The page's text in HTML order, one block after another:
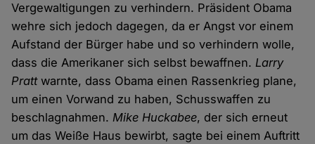
Vergewaltigungen zu verhindern. Präsident Obama
wehre sich jedoch dagegen, da er Angst vor einem
Aufstand der Bürger habe und so verhindern wolle,
dass die Amerikaner sich selbst bewaffnen.Larry
Prattwarnte, dass Obama einen Rassenkrieg plane,
um einen Vorwand zu haben, Schusswaffen zu
beschlagnahmen.Mike Huckabee, der sich erneut
um das Weiße Haus bewirbt, sagte bei einem Auftritt